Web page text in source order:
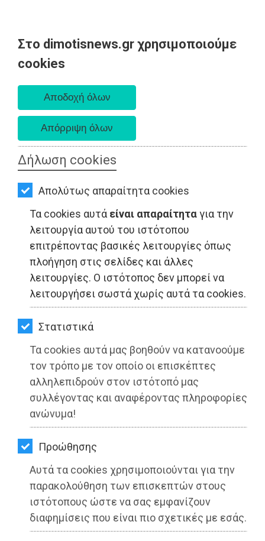
Στο dimotisnews.gr χρησιμοποιούμε
cookies
Δήλωση cookies
Απολύτως απαραίτητα cookies
Τα cookies αυτά είναι απαραίτηταγια την
λειτουργία αυτού του ιστότοπου
επιτρέποντας βασικές λειτουργίες όπως
πλοήγηση στις σελίδες και άλλες
λειτουργίες. Ο ιστότοπος δεν μπορεί να
λειτουργήσει σωστά χωρίς αυτά τα cookies.
Στατιστικά
Τα cookies αυτά μας βοηθούν να κατανοούμε
τον τρόπο με τον οποίο οι επισκέπτες
αλληλεπιδρούν στον ιστότοπό μας
συλλέγοντας και αναφέροντας πληροφορίες
ανώνυμα!
Προώθησης
Αυτά τα cookies χρησιμοποιούνται για την
παρακολούθηση των επισκεπτών στους
ιστότοπους ώστε να σας εμφανίζουν
διαφημίσεις που είναι πιο σχετικές με εσάς.
AΡΧΙΚΗ
ΕΙΔΗΣΕΙΣ
ΠΟΛΙΤΙΚΗ
ΤΟΠΙΚΗ
ΑΥΤΟΔΙΟΙΚΗΣΗ
ΟΙΚΟΝΟΜΙΑ
ΑΘΛΗΤΙΣΜΟΣ
ΠΟΛΙΤΙΣΜΟΣ
ΣΠΙΤΙ-
ΚΗΠΟΣ
ΥΓΕΙΑ
LIFESTYLE
ΤΑΞΙΔΙΑ
ΕΞΟΔΟΣ
ΠΕΡΙΒΑΛΛΟΝ
ΚΑΤΟΙΚΙΔΙΟ
ΑΓΓΕΛΙΕΣ
ΕΦΗΜΕΡΙΔΕΣ
OΔΗΓΟΣ
ΑΓΟΡΑΣ
ΑΠΟΚΛΕΙΣΤΙΚΟ: «Gia Fagaki» και
πολιτική στον Μαραθώνα η
Υφυπουργός Τουρισμού Σοφία
Ζαχαράκη
Διαβάστηκε 7200 φορές